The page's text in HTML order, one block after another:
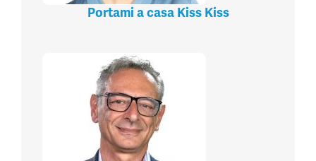
Portami a casa Kiss Kiss